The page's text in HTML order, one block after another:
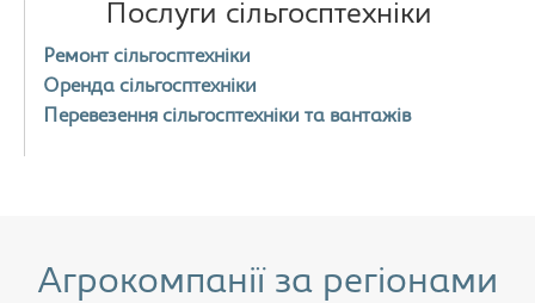
Послуги сільгосптехніки
Ремонт сільгосптехніки
Оренда сільгосптехніки
Перевезення сільгосптехніки та вантажів
Агрокомпанії за регіонами